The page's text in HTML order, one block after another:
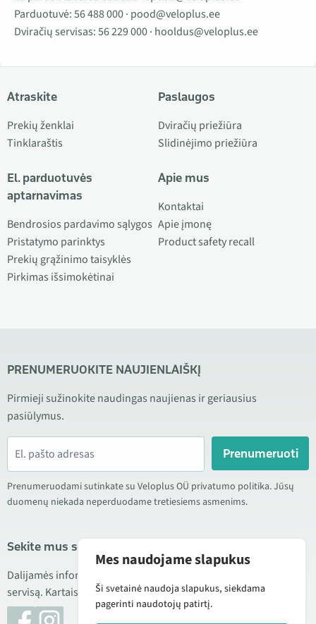
Parduotuvė:56 488 000· pood@veloplus.ee
Dviračių servisas:56 229 000· hooldus@veloplus.ee
Atraskite
Prekių ženklai
Tinklaraštis
El. parduotuvės
aptarnavimas
Bendrosios pardavimo sąlygos
Pristatymo parinktys
Prekių grąžinimo taisyklės
Pirkimas išsimokėtinai
Paslaugos
Dviračių priežiūra
Slidinėjimo priežiūra
Apie mus
Kontaktai
Apie įmonę
Product safety recall
PRENUMERUOKITE NAUJIENLAIŠKĮ
Pirmieji sužinokite naudingas naujienas ir geriausius
pasiūlymus.
Prenumeruoti
Prenumeruodami sutinkate su Veloplus OÜ privatumo politika. Jūsų
duomenų niekada neperduodame tretiesiems asmenims.
Sekite mus socialiniuose tinkluose
Dalijamės informacija apie geras kainas, naujus produktus ir
servisą. Kartais taip pat publikuojame produktų apžvalgas.
Mes naudojame slapukus
Ši svetainė naudoja slapukus, siekdama
pagerinti naudotojų patirtį.